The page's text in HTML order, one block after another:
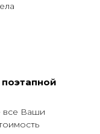
все Ваши